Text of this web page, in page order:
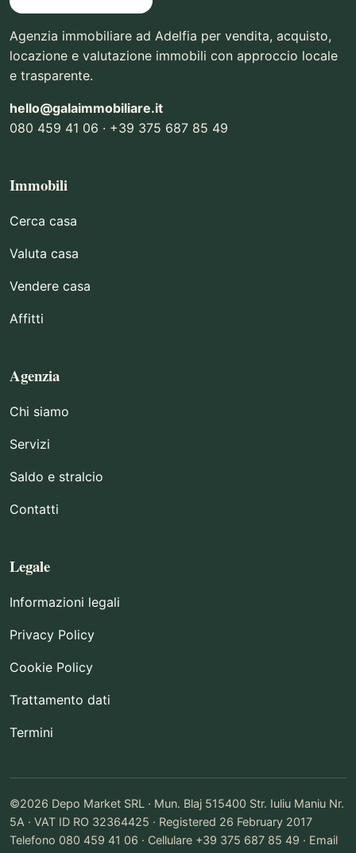
Agenzia immobiliare ad Adelfia per vendita, acquisto,
locazione e valutazione immobili con approccio locale
e trasparente.
hello@galaimmobiliare.it
080 459 41 06 · +39 375 687 85 49
Immobili
Cerca casa
Valuta casa
Vendere casa
Affitti
Agenzia
Chi siamo
Servizi
Saldo e stralcio
Contatti
Legale
Informazioni legali
Privacy Policy
Cookie Policy
Trattamento dati
Termini
©2026 Depo Market SRL · Mun. Blaj 515400 Str. Iuliu Maniu Nr.
5A · VAT ID RO 32364425 · Registered 26 February 2017
Telefono 080 459 41 06 · Cellulare +39 375 687 85 49 · Email